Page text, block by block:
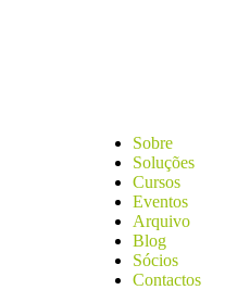
Sobre
Soluções
Cursos
Eventos
Arquivo
Blog
Sócios
Contactos